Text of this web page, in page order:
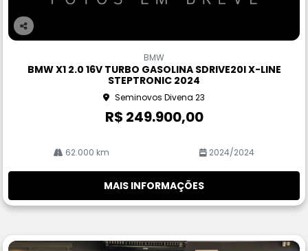
Co
rtil
BMW
BMW X1 2.0 16V TURBO GASOLINA SDRIVE20I X-LINE
STEPTRONIC 2024
Seminovos Divena 23
R$ 249.900,00
62.000 km 2024/2024
MAIS INFORMAÇÕES